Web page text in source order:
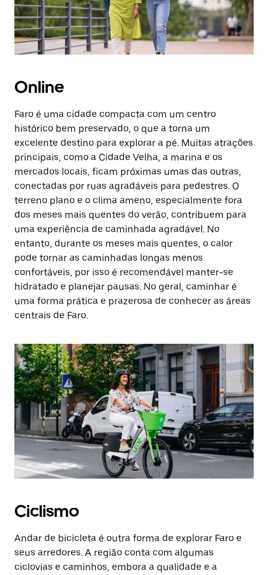
Online
Faro é uma cidade compacta com um centro
histórico bem preservado, o que a torna um
excelente destino para explorar a pé. Muitas atrações
principais, como a Cidade Velha, a marina e os
mercados locais, ficam próximas umas das outras,
conectadas por ruas agradáveis para pedestres. O
terreno plano e o clima ameno, especialmente fora
dos meses mais quentes do verão, contribuem para
uma experiência de caminhada agradável. No
entanto, durante os meses mais quentes, o calor
pode tornar as caminhadas longas menos
confortáveis, por isso é recomendável manter-se
hidratado e planejar pausas. No geral, caminhar é
uma forma prática e prazerosa de conhecer as áreas
centrais de Faro.
Ciclismo
Andar de bicicleta é outra forma de explorar Faro e
seus arredores. A região conta com algumas
ciclovias e caminhos, embora a qualidade e a